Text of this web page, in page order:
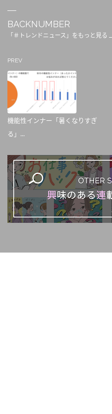
BACKNUMBER
「＃トレンドニュース」をもっと見る
PREV
機能性インナー「暑くなりすぎ
る」...